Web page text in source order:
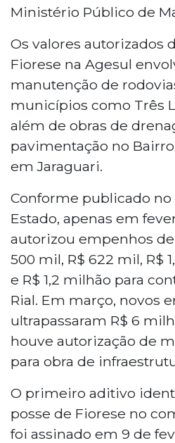
Ministério Público de
Os valores autorizados
Fiorese na Agesul
manutenção de
municípios como Três
além de obras de
pavimentação no
em Jaraguari.
Conforme publicado
Estado, apenas em
autorizou empenhos de
500 mil, R$ 622 mil, R$
e R$ 1,2 milhão para
Rial. Em março, novos
ultrapassaram R$ 6
houve autorização de
para obra de
O primeiro aditivo
posse de Fiorese no
foi assinado em 9 de